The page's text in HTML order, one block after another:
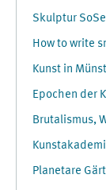
Skulptur
How to write
Kunst in
Epochen der
Brutalismus,
Planetare